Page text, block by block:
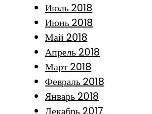
Июль 2018
Июнь 2018
Май 2018
Апрель 2018
Март 2018
Февраль 2018
Январь 2018
Декабрь 2017